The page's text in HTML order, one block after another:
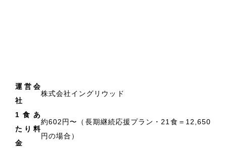
運営会
社
株式会社イングリウッド
1食あ
たり料
金
約602円〜（長期継続応援プラン・21食＝12,650
円の場合）